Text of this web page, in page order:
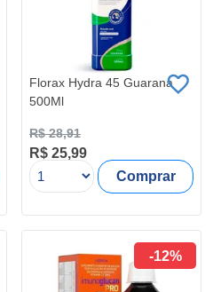
Florax Hydra 45 Guarana
500Ml
R$ 28,91
R$ 25,99
Comprar
-12%